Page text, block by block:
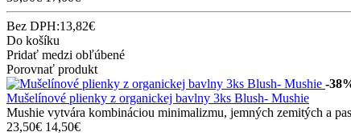
Bez DPH:13,82€
Do košíku
Pridať medzi obľúbené
Porovnať produkt
-
Mušelínové plienky z organickej bavlny 3ks Blush- Mushie
Mushie vytvára kombináciou minimalizmu, jemných zemitých a
23,50€ 14,50€